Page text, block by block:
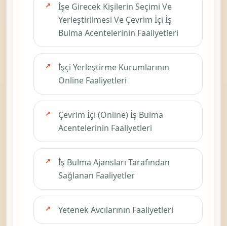
İşe Girecek Kişilerin Seçimi Ve
Yerleştirilmesi Ve Çevrim İçi İş
Bulma Acentelerinin Faaliyetleri
İşçi Yerleştirme Kurumlarının
Online Faaliyetleri
Çevrim İçi (Online) İş Bulma
Acentelerinin Faaliyetleri
İş Bulma Ajansları Tarafından
Sağlanan Faaliyetler
Yetenek Avcılarının Faaliyetleri